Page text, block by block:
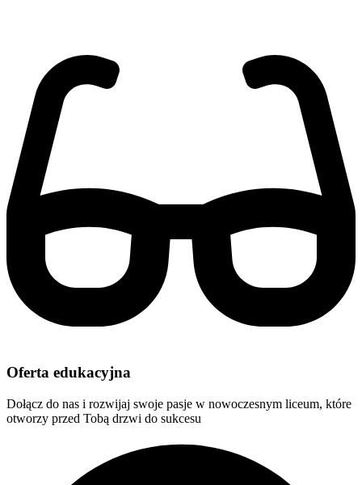
Oferta edukacyjna
Dołącz do nas i rozwijaj swoje pasje w nowoczesnym liceum, które
otworzy przed Tobą drzwi do sukcesu